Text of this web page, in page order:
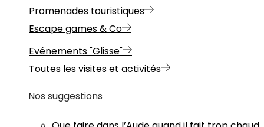
Promenades touristiques
Escape games & Co
Evénements "Glisse"
Toutes les visites et activités
Nos suggestions